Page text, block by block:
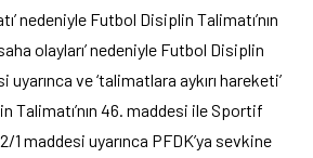
nedeniyle Futbol Disiplin Talimatı’nın
olayları’ nedeniyle Futbol Disiplin
uyarınca ve ‘talimatlara aykırı hareketi’
Talimatı’nın 46. maddesi ile Sportif
1 maddesi uyarınca PFDK’ya sevkine